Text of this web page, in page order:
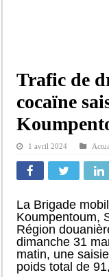
Trafic de
cocaïne
1 avril 2024
La Brigade
Koumpentoum,
Région
dimanche 31
matin, une
poids total de